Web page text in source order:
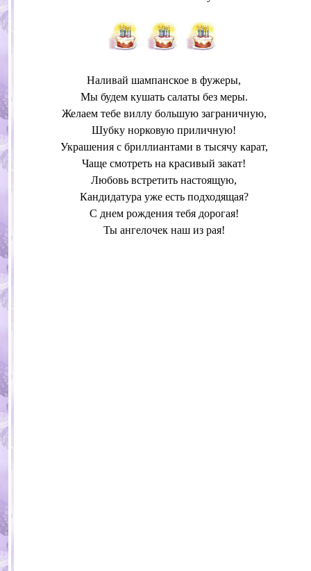
Наливай шампанское в фужеры,
Мы будем кушать салаты без меры.
Желаем тебе виллу большую заграничную,
Шубку норковую приличную!
Украшения с бриллиантами в тысячу карат,
Чаще смотреть на красивый закат!
Любовь встретить настоящую,
Кандидатура уже есть подходящая?
С днем рождения тебя дорогая!
Ты ангелочек наш из рая!